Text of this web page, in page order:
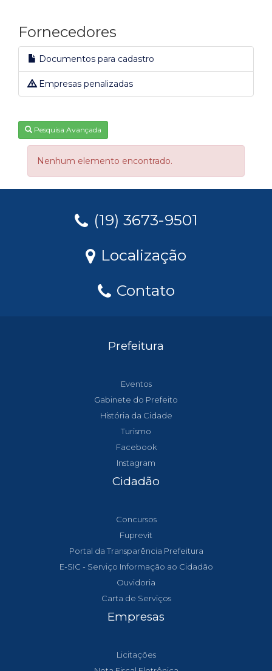
Fornecedores
Documentos para cadastro
Empresas penalizadas
Pesquisa Avançada
Nenhum elemento encontrado.
(19) 3673-9501
Localização
Contato
Prefeitura
Eventos
Gabinete do Prefeito
História da Cidade
Turismo
Facebook
Instagram
Cidadão
Concursos
Fuprevit
Portal da Transparência Prefeitura
E-SIC - Serviço Informação ao Cidadão
Ouvidoria
Carta de Serviços
Empresas
Licitações